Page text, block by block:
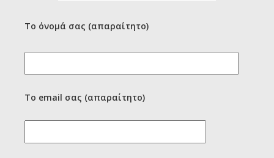
Το όνομά σας (απαραίτητο)
Το email σας (απαραίτητο)